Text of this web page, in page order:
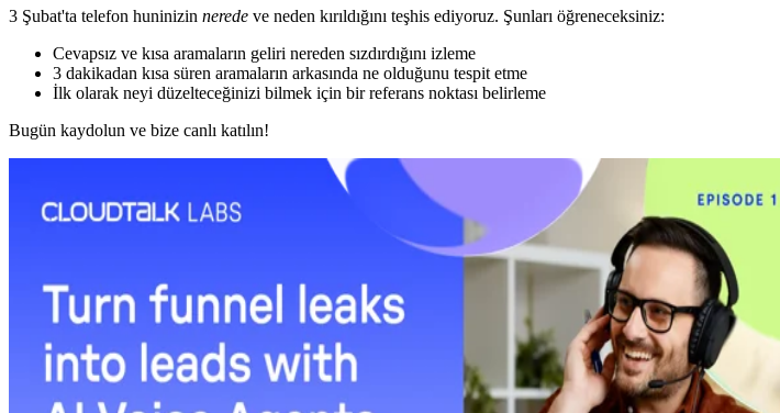
3 Şubat'ta telefon huninizin nerede ve neden kırıldığını teşhis ediyoruz. Şunları öğreneceksiniz:
Cevapsız ve kısa aramaların geliri nereden sızdırdığını izleme
3 dakikadan kısa süren aramaların arkasında ne olduğunu tespit etme
İlk olarak neyi düzelteceğinizi bilmek için bir referans noktası belirleme
Bugün kaydolun ve bize canlı katılın!